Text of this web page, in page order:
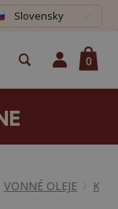
Slovensky
0
VONNÉ OLEJE